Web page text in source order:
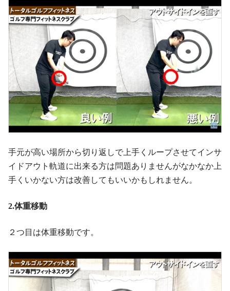
手元が高い場所から切り返しで上手くループさせてインサ
イドアウト軌道に出来る方は問題ありませんがなかなか上
手くいかない方は改善してもいいかもしれません。
2.体重移動
２つ目は体重移動です。